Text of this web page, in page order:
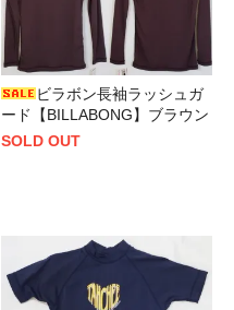
ビラボン長袖ラッシュガ
ード【BILLABONG】ブラウン
SOLD OUT